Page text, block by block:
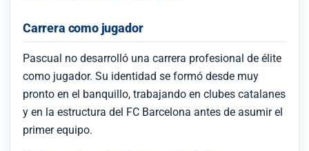
Carrera como jugador
Pascual no desarrolló una carrera profesional de élite
como jugador. Su identidad se formó desde muy
pronto en el banquillo, trabajando en clubes catalanes
y en la estructura del FC Barcelona antes de asumir el
primer equipo.